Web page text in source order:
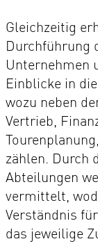
Gleichzeitig
Durchführung
Unternehmen
Einblicke in
wozu neben
Vertrieb,
zählen. Durch
Abteilungen
vermittelt,
Verständnis
das jeweilige